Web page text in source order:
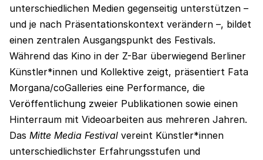
unterschiedlichen Medien gegenseitig unterstützen –
und je nach Präsentationskontext verändern –, bildet
einen zentralen Ausgangspunkt des Festivals.
Während das Kino in der Z-Bar überwiegend Berliner
Künstler*innen und Kollektive zeigt, präsentiert Fata
Morgana/coGalleries eine Performance, die
Veröffentlichung zweier Publikationen sowie einen
Hinterraum mit Videoarbeiten aus mehreren Jahren.
Das Mitte Media Festival vereint Künstler*innen
unterschiedlichster Erfahrungsstufen und